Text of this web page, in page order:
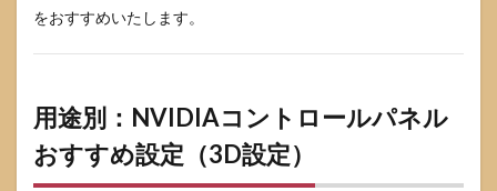
設定
をや
り直
あり
ます
か？
9.6
をおすすめいたします。
用途別：NVIDIAコントロールパネル
おすすめ設定（3D設定）